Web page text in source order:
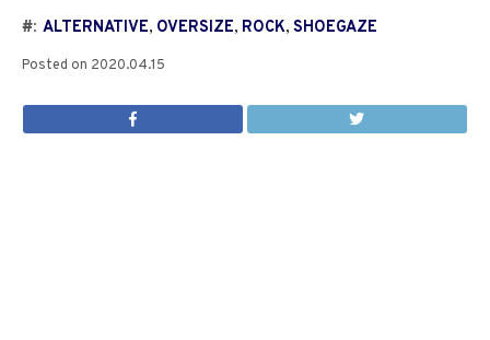
#: ALTERNATIVE, OVERSIZE, ROCK, SHOEGAZE
Posted on 2020.04.15